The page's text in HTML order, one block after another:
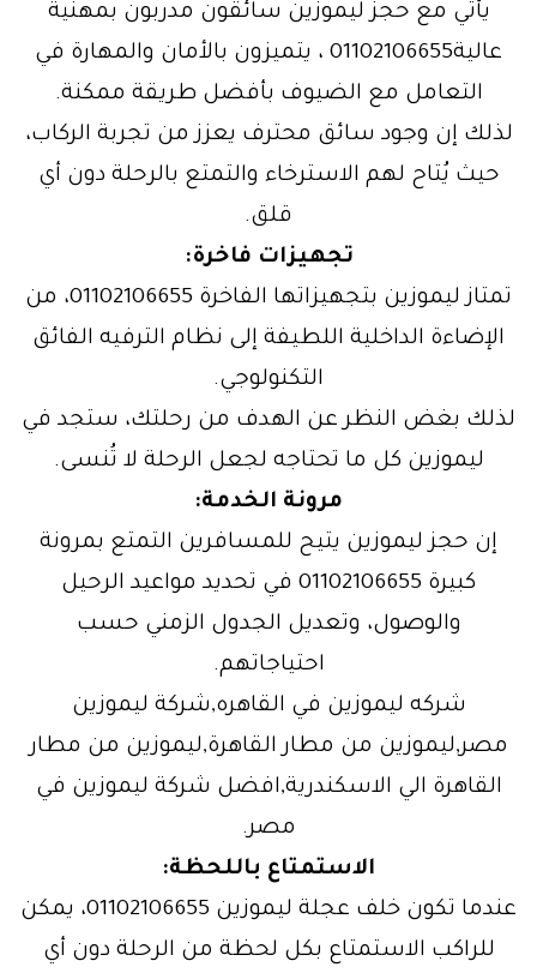
يأتي مع حجز ليموزين سائقون مدربون بمهنية
عالية01102106655 ، يتميزون بالأمان والمهارة في
التعامل مع الضيوف بأفضل طريقة ممكنة.
لذلك إن وجود سائق محترف يعزز من تجربة الركاب،
حيث يُتاح لهم الاسترخاء والتمتع بالرحلة دون أي
قلق.
تجهيزات فاخرة:
تمتاز ليموزين بتجهيزاتها الفاخرة 01102106655، من
الإضاءة الداخلية اللطيفة إلى نظام الترفيه الفائق
التكنولوجي.
لذلك بغض النظر عن الهدف من رحلتك، ستجد في
ليموزين كل ما تحتاجه لجعل الرحلة لا تُنسى.
مرونة الخدمة:
إن حجز ليموزين يتيح للمسافرين التمتع بمرونة
كبيرة 01102106655 في تحديد مواعيد الرحيل
والوصول، وتعديل الجدول الزمني حسب
احتياجاتهم.
شركه ليموزين في القاهره,شركة ليموزين
مصر,ليموزين من مطار القاهرة,ليموزين من مطار
القاهرة الي الاسكندرية,افضل شركة ليموزين في
مصر.
الاستمتاع باللحظة:
عندما تكون خلف عجلة ليموزين 01102106655، يمكن
للراكب الاستمتاع بكل لحظة من الرحلة دون أي